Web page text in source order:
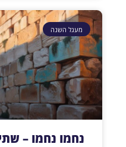
מעגל השנה
נחמו נחמו –